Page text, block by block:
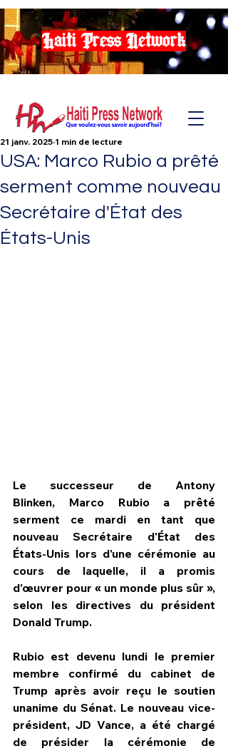
Haiti Press Network
HPN Live
USA: Marco Rubio a prêté
serment comme nouveau
Secrétaire d'État des
États-Unis
21 janv. 2025 1 min de lecture
Le successeur de Antony
Blinken, Marco Rubio a prêté
serment ce mardi en tant que
nouveau Secrétaire d'État des
États-Unis lors d'une cérémonie au
cours de laquelle, il a promis
d'œuvrer pour « un monde plus sûr »,
selon les directives du président
Donald Trump.
Rubio est devenu lundi le premier
membre confirmé du cabinet de
Trump après avoir reçu le soutien
unanime du Sénat. Le nouveau vice-
président, JD Vance, a été chargé
de présider la cérémonie de